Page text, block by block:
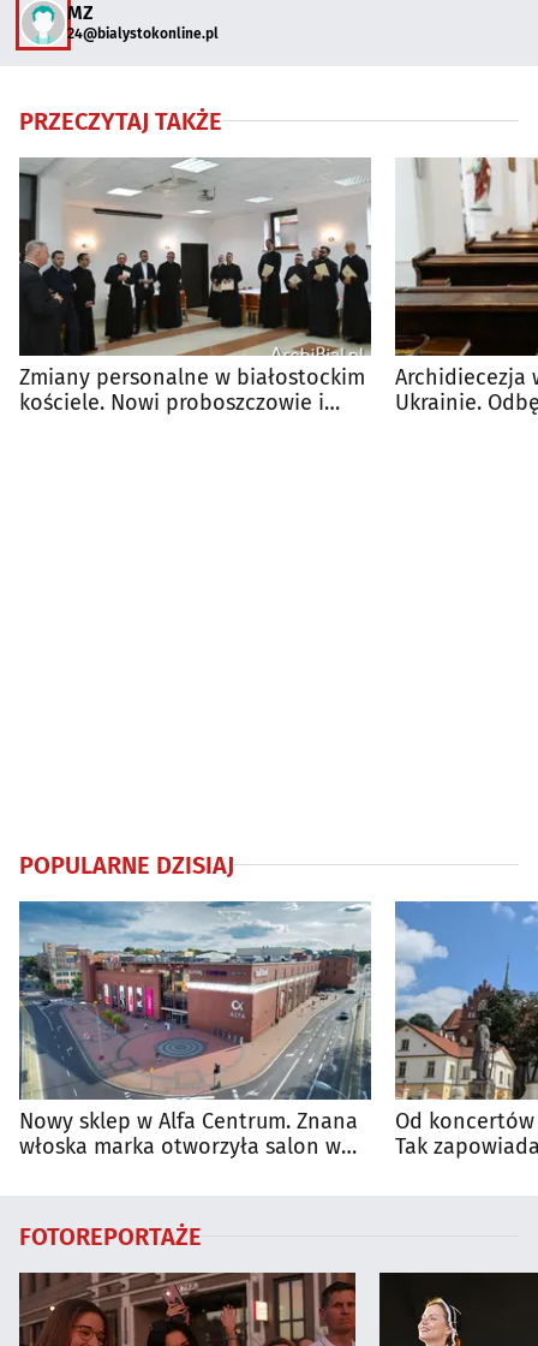
MZ
24@bialystokonline.pl
PRZECZYTAJ TAKŻE
Zmiany personalne w białostockim
kościele. Nowi proboszczowie i
Archidiecezja
Ukrainie.
POPULARNE DZISIAJ
Nowy sklep w Alfa Centrum. Znana
włoska marka otworzyła salon w
Od
Tak
FOTOREPORTAŻE